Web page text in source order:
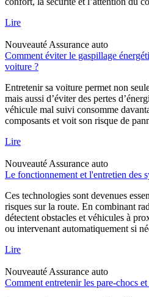
Lire
Nouveauté Assurance auto
Comment éviter le gaspillage
voiture ?
Entretenir sa voiture permet non
mais aussi d’éviter des pertes
véhicule mal suivi consomme
composants et voit son risque de
Lire
Nouveauté Assurance auto
Le fonctionnement et l'entretien des
Ces technologies sont devenues
risques sur la route. En combinant
détectent obstacles et véhicules à
ou intervenant automatiquement si
Lire
Nouveauté Assurance auto
Comment entretenir les pare-chocs